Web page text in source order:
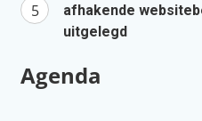
afhakende
uitgelegd
Agenda